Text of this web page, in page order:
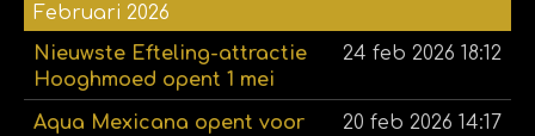
Februari 2026
Nieuwste Efteling-attractie
Hooghmoed opent 1 mei
24 feb 2026 18:12
Aqua Mexicana opent voor
20 feb 2026 14:17